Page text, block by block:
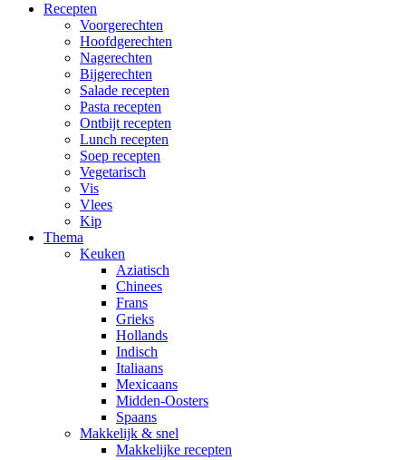
Recepten
Voorgerechten
Hoofdgerechten
Nagerechten
Bijgerechten
Salade recepten
Pasta recepten
Ontbijt recepten
Lunch recepten
Soep recepten
Vegetarisch
Vis
Vlees
Kip
Thema
Keuken
Aziatisch
Chinees
Frans
Grieks
Hollands
Indisch
Italiaans
Mexicaans
Midden-Oosters
Spaans
Makkelijk & snel
Makkelijke recepten